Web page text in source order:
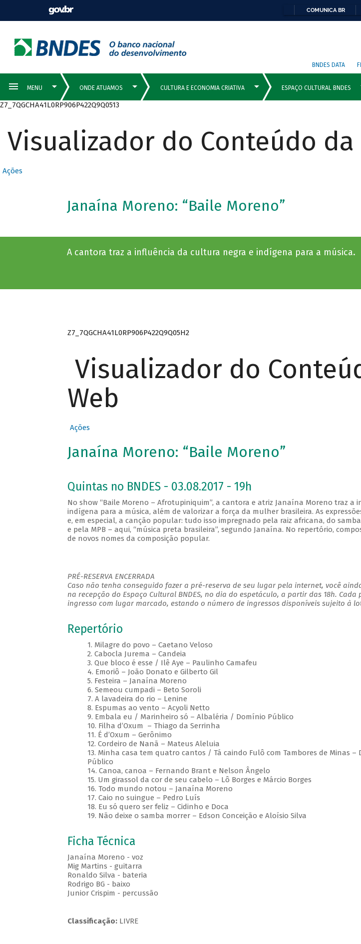
COMUNICA BR
BNDES DATA
Z7_7QGCHA41L0RP906P422Q9Q0513
Visualizador do Conteúdo da
Ações
Janaína Moreno: “Baile Moreno”
A cantora traz a influência da cultura negra e indígena para a música.
Z7_7QGCHA41L0RP906P422Q9Q05H2
Visualizador do
Web
Ações
Janaína Moreno: “Baile Moreno”
Quintas no BNDES - 03.08.2017 - 19h
No show “Baile Moreno – Afrotupiniquim”, a cantora e atriz Janaína Moreno traz a
indígena para a música, além de valorizar a força da mulher brasileira. As
e, em especial, a canção popular: tudo isso impregnado pela raiz africana, do
e pela MPB – aqui, “música preta brasileira”, segundo Janaína. No repertório,
de novos nomes da composição popular.
PRÉ-RESERVA ENCERRADA
Caso não tenha conseguido fazer a pré-reserva de seu lugar pela internet, você
na recepção do Espaço Cultural BNDES, no dia do espetáculo, a partir das 18h. Cada
ingresso com lugar marcado, estando o número de ingressos disponíveis sujeito à
Repertório
1. Milagre do povo – Caetano Veloso
2. Cabocla Jurema – Candeia
3. Que bloco é esse / Ilê Aye – Paulinho Camafeu
4. Emoriô – João Donato e Gilberto Gil
5. Festeira – Janaína Moreno
6. Semeou cumpadi – Beto Soroli
7. A lavadeira do rio – Lenine
8. Espumas ao vento – Acyoli Netto
9. Embala eu / Marinheiro só – Albaléria / Domínio Público
10. Filha d’Oxum – Thiago da Serrinha
11. É d’Oxum – Gerônimo
12. Cordeiro de Nanã – Mateus Aleluia
13. Minha casa tem quatro cantos / Tá caindo Fulô com Tambores de Minas
Público
14. Canoa, canoa – Fernando Brant e Nelson Ângelo
15. Um girassol da cor de seu cabelo – Lô Borges e Márcio Borges
16. Todo mundo notou – Janaína Moreno
17. Caio no suingue – Pedro Luís
18. Eu só quero ser feliz – Cidinho e Doca
19. Não deixe o samba morrer – Edson Conceição e Aloísio Silva
Ficha Técnica
Janaína Moreno - voz
Mig Martins - guitarra
Ronaldo Silva - bateria
Rodrigo BG - baixo
Junior Crispim - percussão
Classificação: LIVRE